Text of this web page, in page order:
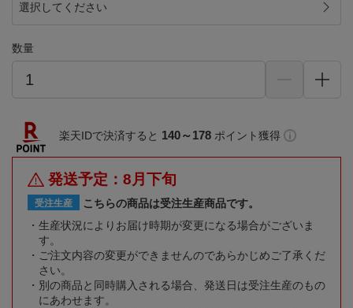
選択してください
数量
楽天IDで決済すると 140～178 ポイント獲得
発送予定：8月下旬
受注生産
こちらの商品は受注生産商品です。
生産状況によりお届け時期が変更になる場合がございま
す。
ご注文内容の変更ができませんのであらかじめご了承くだ
さい。
別の商品と同時購入される場合、発送日は受注生産のもの
にあわせます。